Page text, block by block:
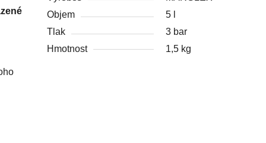
Objem
5 l
Tlak
3 bar
Hmotnost
1,5 kg